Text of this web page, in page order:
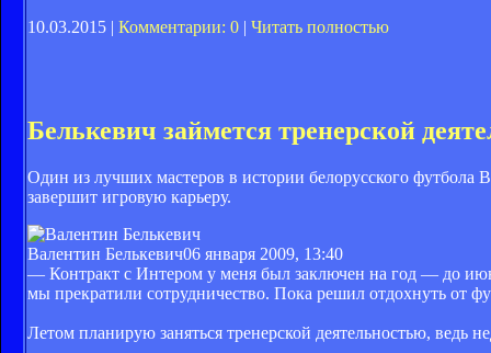
10.03.2015 | Комментарии: 0 | Читать полностью
Белькевич займется тренерской
Один из лучших мастеров в истории белорусского футбола
завершит игровую карьеру.
Валентин Белькевич06 января 2009, 13:40
— Контракт с Интером у меня был заключен на год — до
мы прекратили сотрудничество. Пока решил отдохнуть от
Летом планирую заняться тренерской деятельностью, ведь